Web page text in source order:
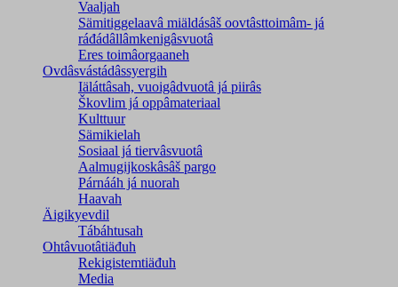
Vaaljah
Sämitiggelaavâ miäldásâš oovtâsttoimâm- já
ráđádâllâmkenigâsvuotâ
Eres toimâorgaaneh
Ovdâsvástádâssyergih
Iäláttâsah, vuoigâdvuotâ já piirâs
Škovlim já oppâmateriaal
Kulttuur
Sämikielah
Sosiaal já tiervâsvuotâ
Aalmugijkoskâsâš pargo
Párnááh já nuorah
Haavah
Äigikyevdil
Tábáhtusah
Ohtâvuotâtiäđuh
Rekigistemtiäđuh
Media